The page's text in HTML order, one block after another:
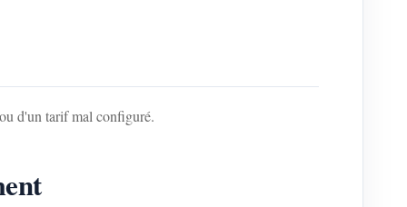
d'un tarif mal configuré.